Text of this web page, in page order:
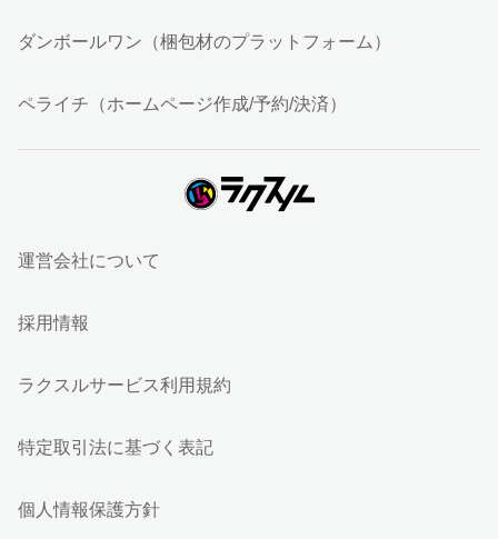
ダンボールワン（梱包材のプラットフォーム）
ペライチ（ホームページ作成/予約/決済）
運営会社について
採用情報
ラクスルサービス利用規約
特定取引法に基づく表記
個人情報保護方針